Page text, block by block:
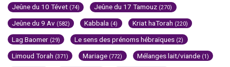
Jeûne du 10 Tévet (74) Jeûne du 17 Tamouz (270)
Jeûne du 9 Av (582) Kabbala (4) Kriat haTorah (220)
Lag Baomer (29) Le sens des prénoms hébraïques (2)
Limoud Torah (371) Mariage (772) Mélanges lait/viande (1)